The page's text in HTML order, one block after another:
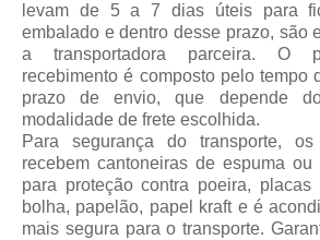
levam de 5 a 7 dias úteis para
embalado e dentro desse prazo, são
a transportadora parceira. O
recebimento é composto pelo tempo
prazo de envio, que depende
modalidade de frete escolhida.
Para segurança do transporte, os
recebem cantoneiras de espuma
para proteção contra poeira, placas
bolha, papelão, papel kraft e é
mais segura para o transporte.